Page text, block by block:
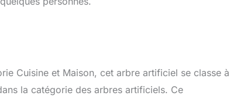
Cuisine et Maison, cet arbre artificiel se classe à
la catégorie des arbres artificiels. Ce